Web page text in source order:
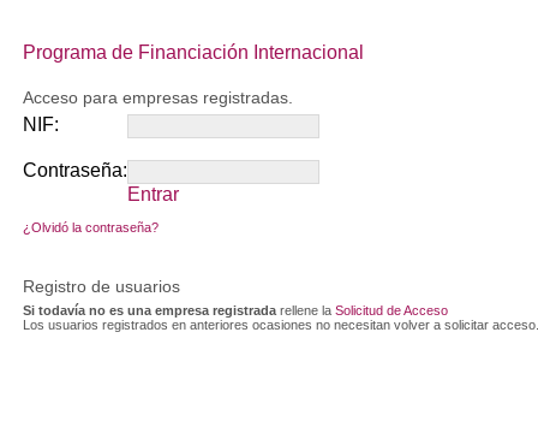
Programa de Financiación Internacional
Acceso para empresas registradas.
NIF:
Contraseña:
Entrar
¿Olvidó la contraseña?
Registro de usuarios
Si todavía no es una empresa registrada rellene la Solicitud de Acceso
Los usuarios registrados en anteriores ocasiones no necesitan volver a solicitar acceso.